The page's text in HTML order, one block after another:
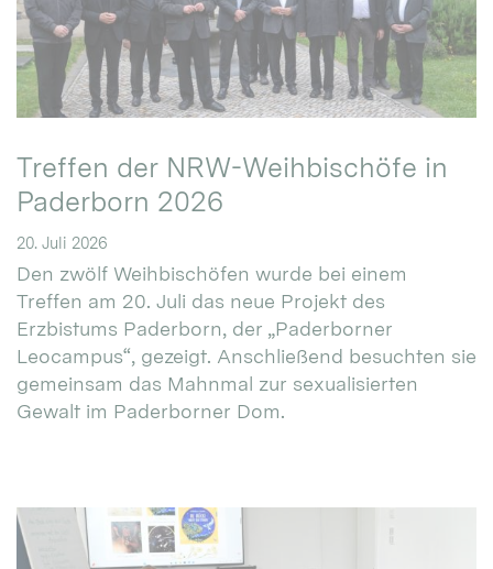
Treffen der NRW-Weihbischöfe in
Paderborn 2026
20. Juli 2026
Den zwölf Weihbischöfen wurde bei einem
Treffen am 20. Juli das neue Projekt des
Erzbistums Paderborn, der „Paderborner
Leocampus“, gezeigt. Anschließend besuchten sie
gemeinsam das Mahnmal zur sexualisierten
Gewalt im Paderborner Dom.